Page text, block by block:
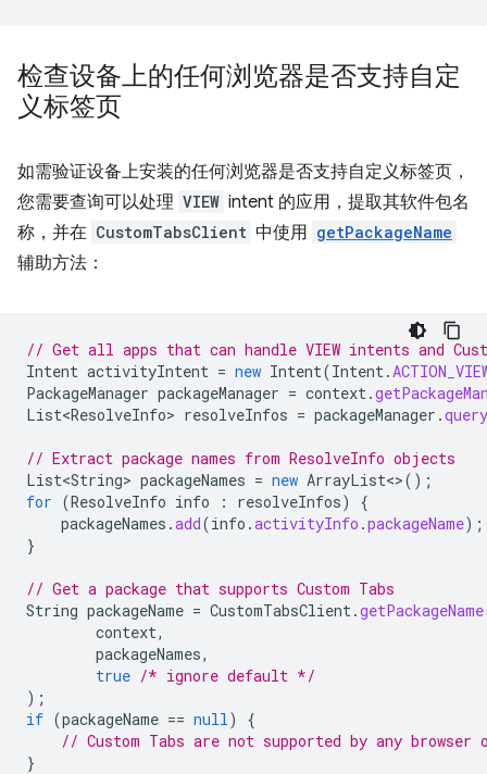
检查设备上的任何浏览器是否支持自定
义标签页
如需验证设备上安装的任何浏览器是否支持自定义标签页，
您需要查询可以处理 VIEW intent 的应用，提取其软件包名
称，并在 CustomTabsClient 中使用 getPackageName
辅助方法：
// Get all apps that can handle VIEW intents and
Intent activityIntent = new Intent(Intent.
PackageManager packageManager = context.
List<ResolveInfo> resolveInfos = packageManager .
// Extract package names from ResolveInfo objects
List<String> packageNames = new ArrayList<>();
for (ResolveInfo info : resolveInfos)
{
packageNames .add(info .activityInfo .packageName);
}
// Get a package that supports Custom Tabs
String packageName = CustomTabsClient.getPackageName
context,
packageNames,
true /* ignore default */
);
if (packageName == null)
{
// Custom Tabs are not supported by any browser
}